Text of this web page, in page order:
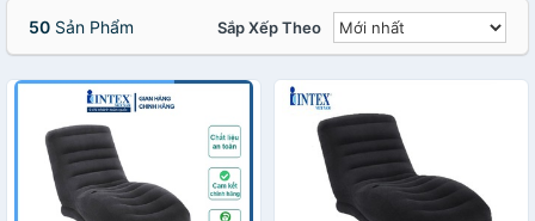
50 Sản Phẩm Sắp Xếp Theo